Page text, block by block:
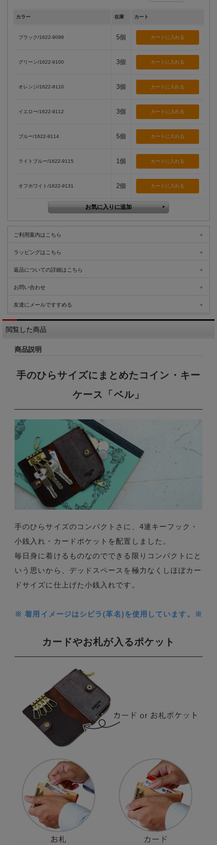
カラー 在庫 カート
ブラック/1622-9098 5個
グリーン/1622-9100 3個
オレンジ/1622-9110 3個
イエロー/1622-9112 3個
ブルー/1622-9114 5個
ライトブルー/1622-9115 1個
オフホワイト/1622-9131 2個
ご利用案内はこちら
ラッピングはこちら
返品についての詳細はこちら
お問い合わせ
友達にメールですすめる
閲覧した商品
商品説明
手のひらサイズにまとめたコイン・キー
ケース「ベル」
手のひらサイズのコンパクトさに、4連キーフック・
小銭入れ・カードポケットを配置しました。
毎日身に着けるものなのでできる限りコンパクトにと
いう思いから、デッドスペースを極力なくしほぼカー
ドサイズに仕上げた小銭入れです。
※ 着用イメージはシビラ(革名)を使用しています。※
カードやお札が入るポケット